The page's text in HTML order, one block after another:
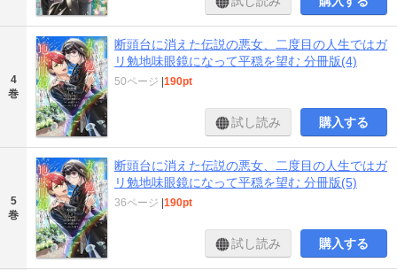
4
巻
断頭台に消えた伝説の悪女、二度目の人生ではガ
リ勉地味眼鏡になって平穏を望む 分冊版(4)
50ページ |190pt
試し読み 購入する
5
巻
断頭台に消えた伝説の悪女、二度目の人生ではガ
リ勉地味眼鏡になって平穏を望む 分冊版(5)
36ページ |190pt
試し読み 購入する